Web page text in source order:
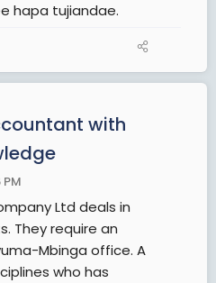
hapa tujiandae.
with
Ltd deals in
They require an
Mbinga office. A
who has